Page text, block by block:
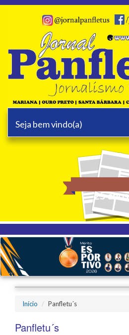
Seja bem vindo(a)
25 anos
Início Panfletu´s
Panfletu´s